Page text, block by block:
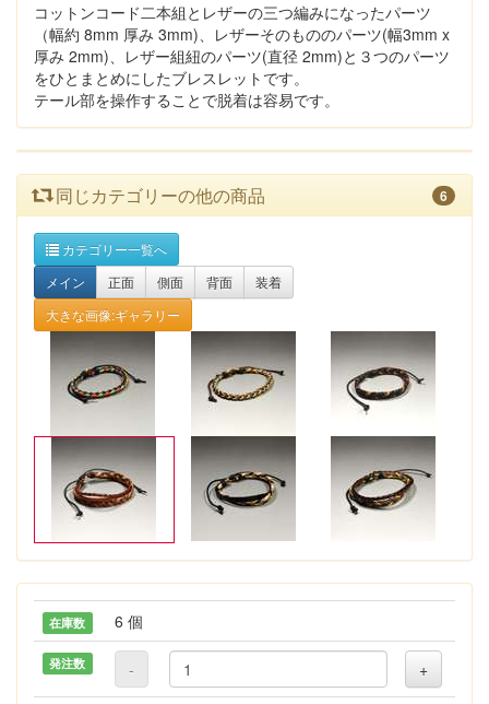
コットンコード二本組とレザーの三つ編みになったパーツ
（幅約 8mm 厚み 3mm)、レザーそのもののパーツ(幅3mm x
厚み 2mm)、レザー組紐のパーツ(直径 2mm)と３つのパーツ
をひとまとめにしたブレスレットです。
テール部を操作することで脱着は容易です。
同じカテゴリーの他の商品 6
カテゴリー一覧へ
メイン
正面 側面 背面
装着
大きな画像:ギャラリー
在庫数 6 個
発注数 - +